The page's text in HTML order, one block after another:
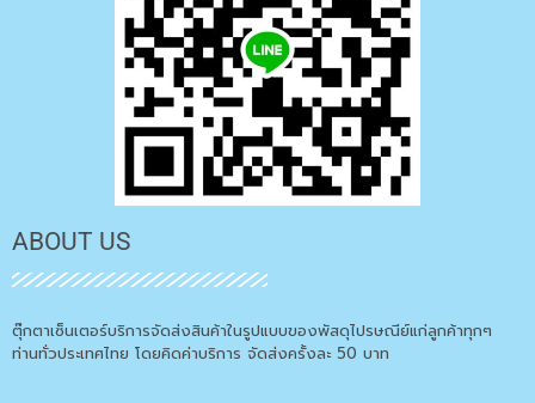
ABOUT US
ตุ๊กตาเซ็นเตอร์บริการจัดส่งสินค้าในรูปแบบของพัสดุไปรษณีย์แก่ลูกค้าทุกๆ
ท่านทั่วประเทศไทย โดยคิดค่าบริการ จัดส่งครั้งละ 50 บาท